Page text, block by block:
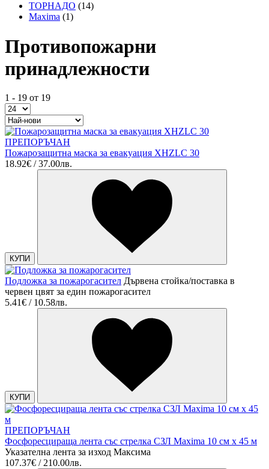
ТОРНАДО (14)
Maxima (1)
Противопожарни
принадлежности
1 - 19 от 19
ПРЕПОРЪЧАН
Пожарозащитна маска за евакуация XHZLC 30
18.92€ / 37.00лв.
КУПИ
Подложка за пожарогасител Дървена стойка/поставка в
червен цвят за един пожарогасител
5.41€ / 10.58лв.
КУПИ
ПРЕПОРЪЧАН
Фосфоресцираща лента със стрелка СЗЛ Maxima 10 см х 45 м
Указателна лента за изход Максима
107.37€ / 210.00лв.